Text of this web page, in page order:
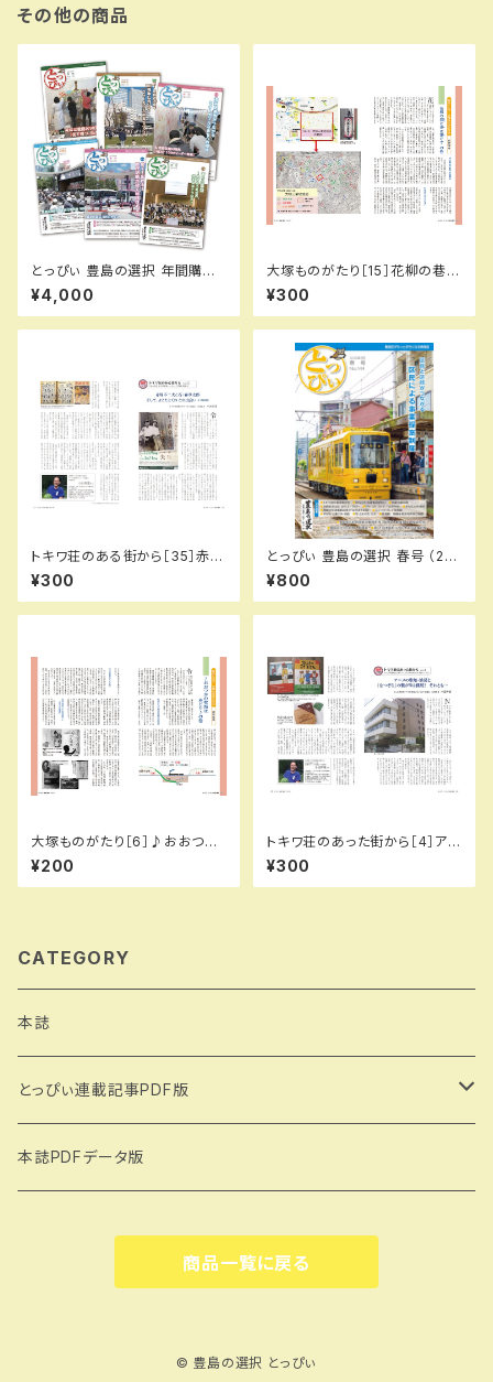
その他の商品
とっぴぃ 豊島の選択 年間購読
お申込み（隔月刊 6号分）
¥4,000
大塚ものがたり［15］花柳の巷に
夜は更けて…の巻／城所信英
（とっぴぃ122号）
¥300
トキワ荘のある街から［35］赤塚
不二夫と石ノ森章太郎 そして、
よこたとくお との出会い（全て敬
称略）／小出幹雄（とっぴぃ136
¥300
とっぴぃ 豊島の選択 春号 （20
26.5月 第144号）冊子
¥800
大塚ものがたり［6］♪おおつか
の牧場はみどり♪…の巻／城所
信英（とっぴぃ113号）
¥200
トキワ荘のあった街から［4］アニ
メの聖地・池袋と『なつぞら』の
繋がりは偶然？ それとも…／小
出幹雄（とっぴぃ104号）
¥300
CATEGORY
本誌
とっぴぃ連載記事PDF版
大塚ものがたり（著：城所信英）
トキワ荘のある街から（著：小出幹雄）
本誌PDFデータ版
商品一覧に戻る
© 豊島の選択 とっぴぃ